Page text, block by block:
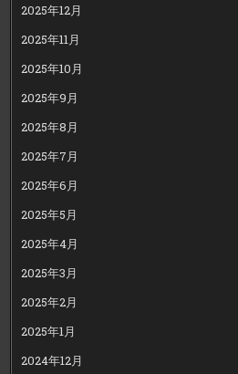
2025年12月
2025年11月
2025年10月
2025年9月
2025年8月
2025年7月
2025年6月
2025年5月
2025年4月
2025年3月
2025年2月
2025年1月
2024年12月